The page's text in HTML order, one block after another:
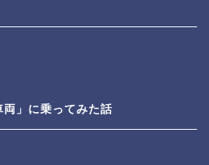
」に乗ってみた話